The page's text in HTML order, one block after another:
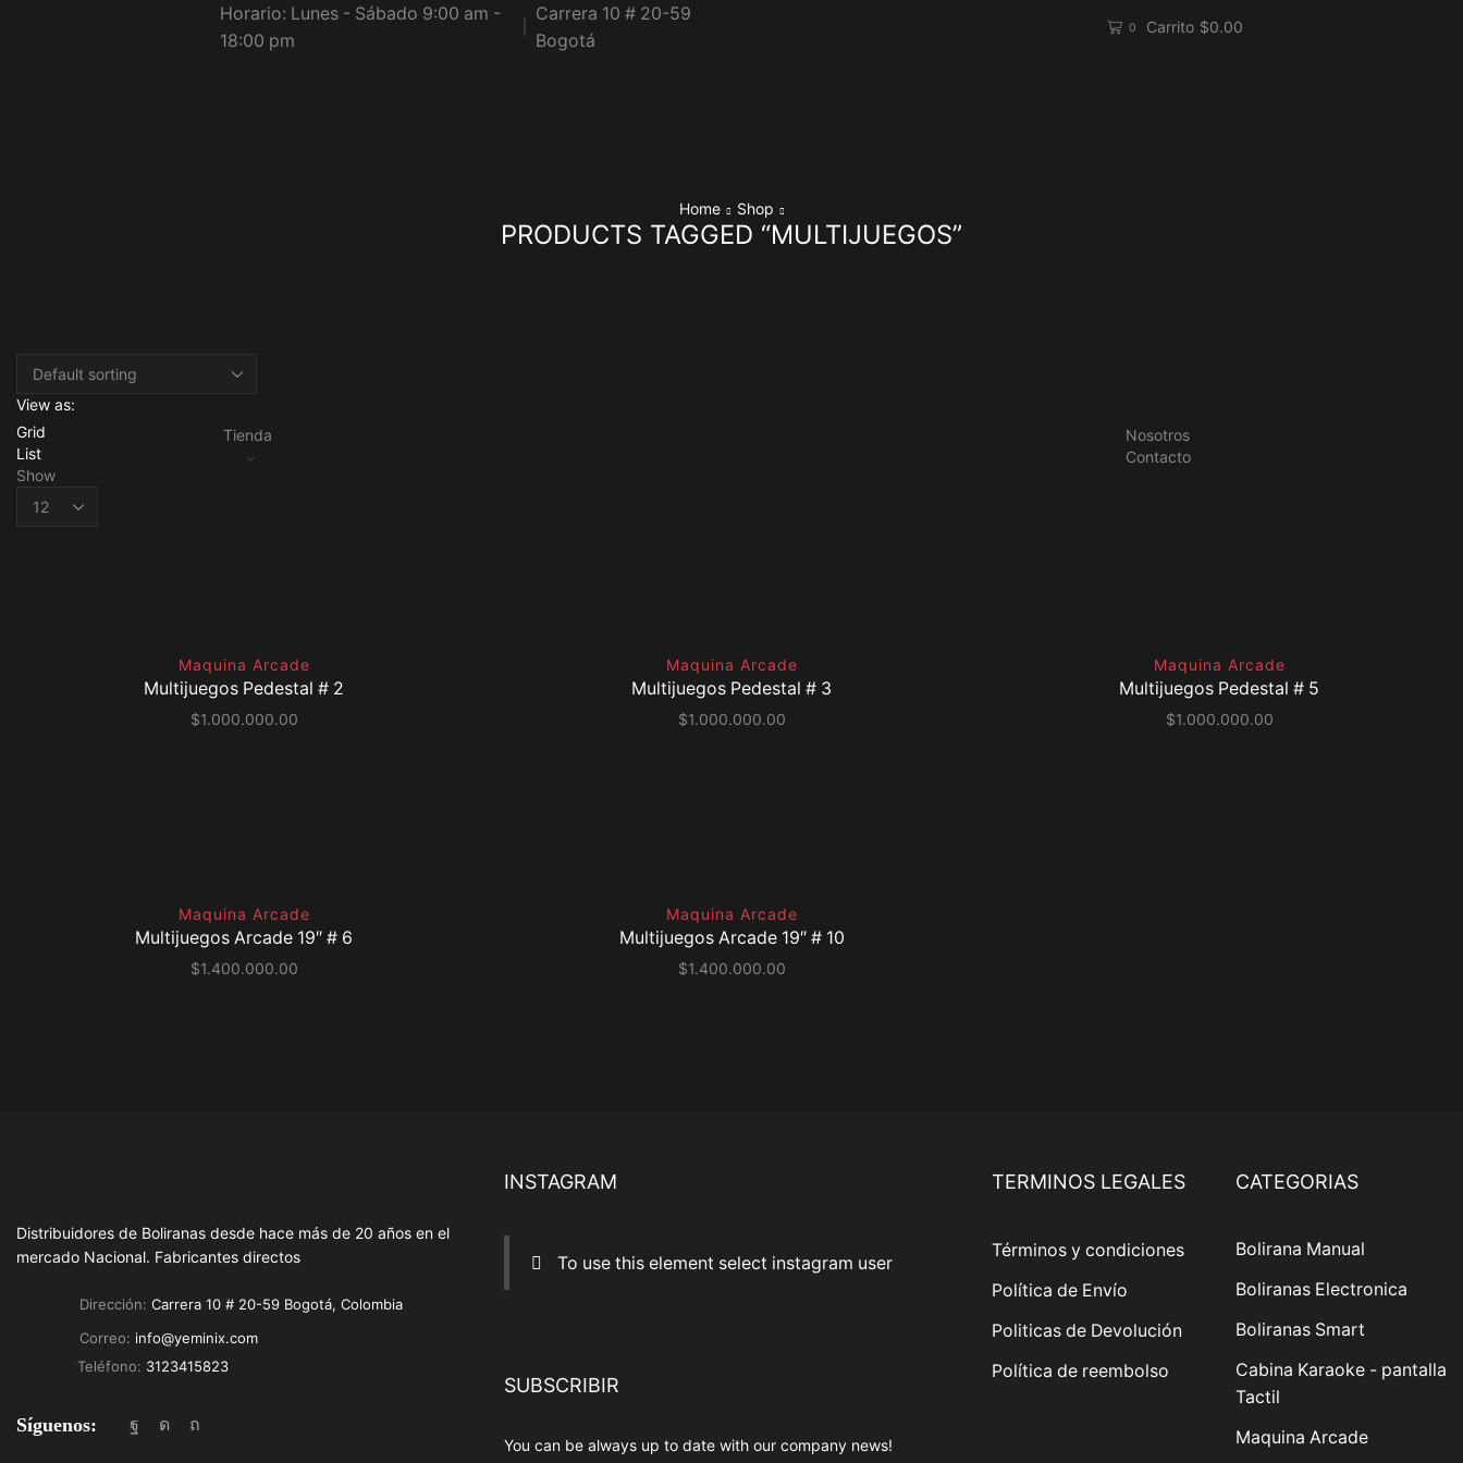
Horario: Lunes - Sábado 9:00 am -
18:00 pm
Carrera 10 # 20-59
Bogotá
0 Carrito $0.00
Tienda
Nosotros
Contacto
Home Shop
PRODUCTS TAGGED “MULTIJUEGOS”
View as:
Grid
List
Show
per
Maquina Arcade
Multijuegos Pedestal # 2
$1.000.000.00
Maquina Arcade
Multijuegos Pedestal # 3
$1.000.000.00
Maquina Arcade
Multijuegos Pedestal # 5
$1.000.000.00
Maquina Arcade
Multijuegos Arcade 19″ # 6
$1.400.000.00
Maquina Arcade
Multijuegos Arcade 19″ # 10
$1.400.000.00
Distribuidores de Boliranas desde hace más de 20 años en el
mercado Nacional. Fabricantes directos
Dirección: Carrera 10 # 20-59 Bogotá, Colombia
Correo: info@yeminix.com
Teléfono: 3123415823
Síguenos:
Facebook
Instagram
Pinterest
INSTAGRAM
To use this element select instagram user
SUBSCRIBIR
You can be always up to date with our company news!
TERMINOS LEGALES
Términos y condiciones
Política de Envío
Politicas de Devolución
Política de reembolso
CATEGORIAS
Bolirana Manual
Boliranas Electronica
Boliranas Smart
Cabina Karaoke - pantalla
Tactil
Maquina Arcade